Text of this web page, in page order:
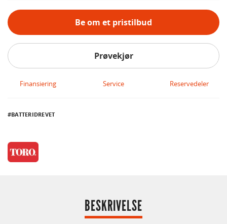
Be om et pristilbud
Prøvekjør
Finansiering Service Reservedeler
BATTERIDREVET
BESKRIVELSE